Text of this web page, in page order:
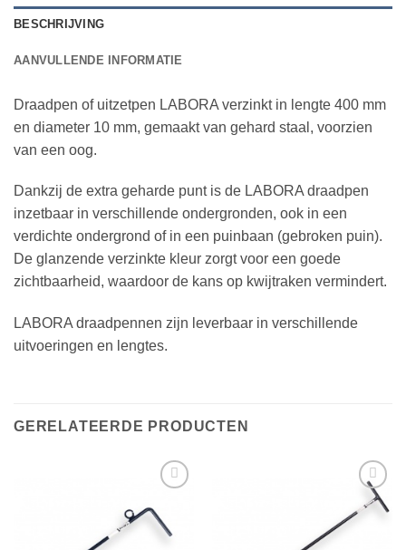
BESCHRIJVING
AANVULLENDE INFORMATIE
Draadpen of uitzetpen LABORA verzinkt in lengte 400 mm
en diameter 10 mm, gemaakt van gehard staal, voorzien
van een oog.
Dankzij de extra geharde punt is de LABORA draadpen
inzetbaar in verschillende ondergronden, ook in een
verdichte ondergrond of in een puinbaan (gebroken puin).
De glanzende verzinkte kleur zorgt voor een goede
zichtbaarheid, waardoor de kans op kwijtraken vermindert.
LABORA draadpennen zijn leverbaar in verschillende
uitvoeringen en lengtes.
GERELATEERDE PRODUCTEN
aan
verlanglijst
Toevoegen
aan
verlanglijst